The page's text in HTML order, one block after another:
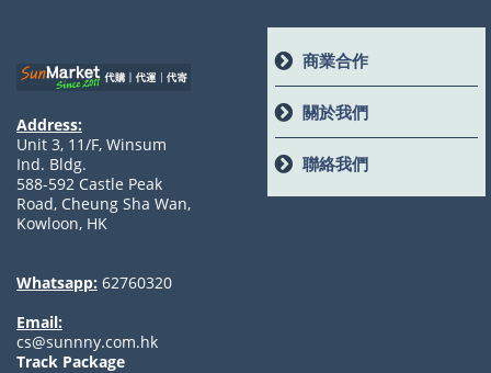
Address:
Unit 3, 11/F, Winsum
Ind. Bldg.
588-592 Castle Peak
Road, Cheung Sha Wan,
Kowloon, HK
Whatsapp: 62760320
Email:
cs@sunnny.com.hk
Track Package
商業合作
關於我們
聯絡我們